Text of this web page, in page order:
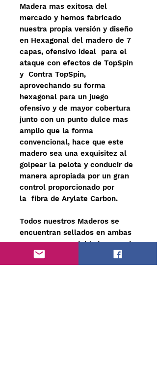
Madera mas exitosa del
mercado y hemos fabricado
nuestra propia versión y diseño
en Hexagonal del madero de 7
capas, ofensivo ideal para el
ataque con efectos de TopSpin
y Contra TopSpin,
aprovechando su forma
hexagonal para un juego
ofensivo y de mayor cobertura
junto con un punto dulce mas
amplio que la forma
convencional, hace que este
madero sea una exquisitez al
golpear la pelota y conducir de
manera apropiada por un gran
control proporcionado por
la fibra de Arylate Carbon.
Todos nuestros Maderos se
encuentran sellados en ambas
caras, con una delgada capa de
sellante para Maderas, esto con
el fin de evitar que la madera